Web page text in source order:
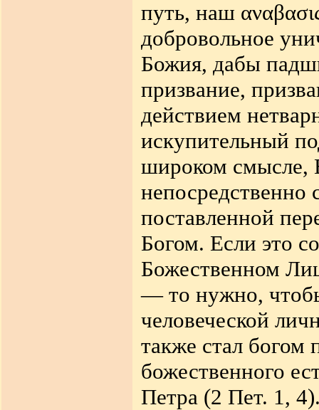
путь, наш
добровольное
Божия, дабы
призвание,
действием
искупительный
широком смысле,
непосредственно
поставленной
Богом. Если это
Божественном
— то нужно,
человеческой
также стал богом
божественного
Петра (2 Пет. 1,